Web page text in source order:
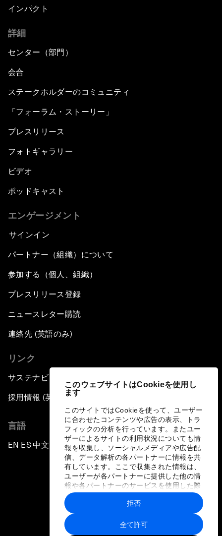
このウェブサイトはCookieを使用し
ます
このサイトではCookieを使って、ユーザー
に合わせたコンテンツや広告の表示、トラ
フィックの分析を行っています。またユー
ザーによるサイトの利用状況についても情
報を収集し、ソーシャルメディアや広告配
信、データ解析の各パートナーに情報を共
有しています。ここで収集された情報は、
ユーザーが各パートナーに提供した他の情
報や各パートナーのサービスを使用した際
に収集された情報と組み合わされ、各パー
トナーによって使用されることがありま
す。
全て許可
拒否
インパクト
詳細
センター（部門）
会合
ステークホルダーのコミュニティ
「フォーラム・ストーリー」
プレスリリース
フォトギャラリー
ビデオ
ポッドキャスト
エンゲージメント
サインイン
パートナー（組織）について
参加する（個人、組織）
プレスリリース登録
ニュースレター購読
連絡先 (英語のみ)
リンク
サステナビリティへの取り組み
採用情報 (英語のみ)
言語
EN ▪ ES▪中文▪ 日本語
プライバシーポリシーと利用規約
サイトマップ